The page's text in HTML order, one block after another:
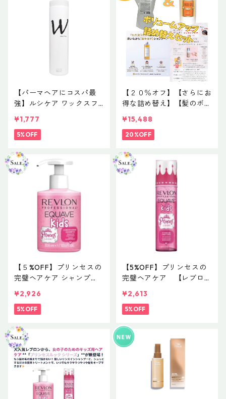
【パーマヘアにコスパ最
強】ルシケア ワックスフ
¥1,777
5%OFF
【２０％オフ】【さらにお
得な詰め替え】【髪のボリ
ヘアケアシャンプー８００
ml＆インサイドクア１０
¥15,488
20%OFF
【５%OFF】プリンセスの
完璧ヘアケア シャンプ
ッショナル イクエイブ キ
ッズ プリンセスルック コ
ー】
¥2,926
5%OFF
【5%OFF】プリンセスの
完璧ヘアケア 【レブロン
エイブ キッズ プリンセス
ルックディタングリング
¥2,613
5%OFF